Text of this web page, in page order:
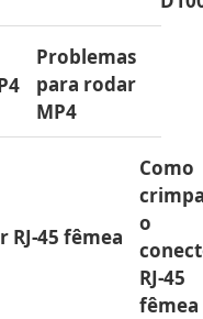
Problemas
para rodar
MP4
Como
o
RJ-45
fêmea